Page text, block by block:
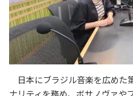
日本にブラジル音楽を広めた
ナリティを務め、ボサノヴァや